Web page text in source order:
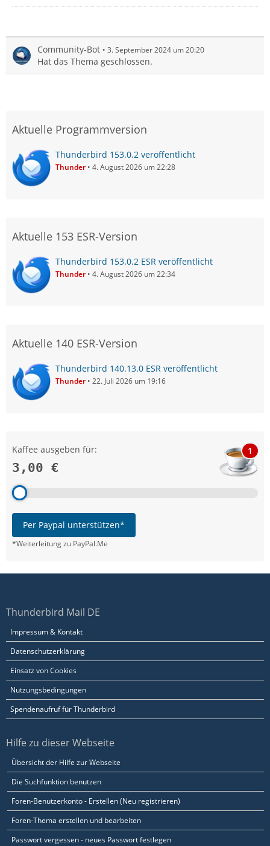
Community-Bot 3. September 2024 um 20:20
Hat das Thema geschlossen.
Aktuelle Programmversion
Thunderbird 153.0.2 veröffentlicht
Thunder 4. August 2026 um 22:28
Aktuelle 153 ESR-Version
Thunderbird 153.0.2 ESR veröffentlicht
Thunder 4. August 2026 um 22:34
Aktuelle 140 ESR-Version
Thunderbird 140.13.0 ESR veröffentlicht
Thunder 22. Juli 2026 um 19:16
Kaffee ausgeben für:
3,00 €
1
Per Paypal unterstützen*
*Weiterleitung zu PayPal.Me
Thunderbird Mail DE
Impressum & Kontakt
Datenschutzerklärung
Einsatz von Cookies
Nutzungsbedingungen
Spendenaufruf für Thunderbird
Hilfe zu dieser Webseite
Übersicht der Hilfe zur Webseite
Die Suchfunktion benutzen
Foren-Benutzerkonto - Erstellen (Neu registrieren)
Foren-Thema erstellen und bearbeiten
Passwort vergessen - neues Passwort festlegen